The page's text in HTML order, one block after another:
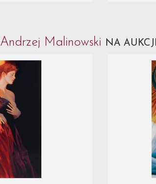
Andrzej Malinowski NA AUKCJI